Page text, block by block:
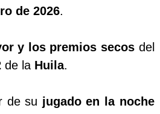
de 2026.
y los premios secosdel
de la Huila.
de su jugado en la noche